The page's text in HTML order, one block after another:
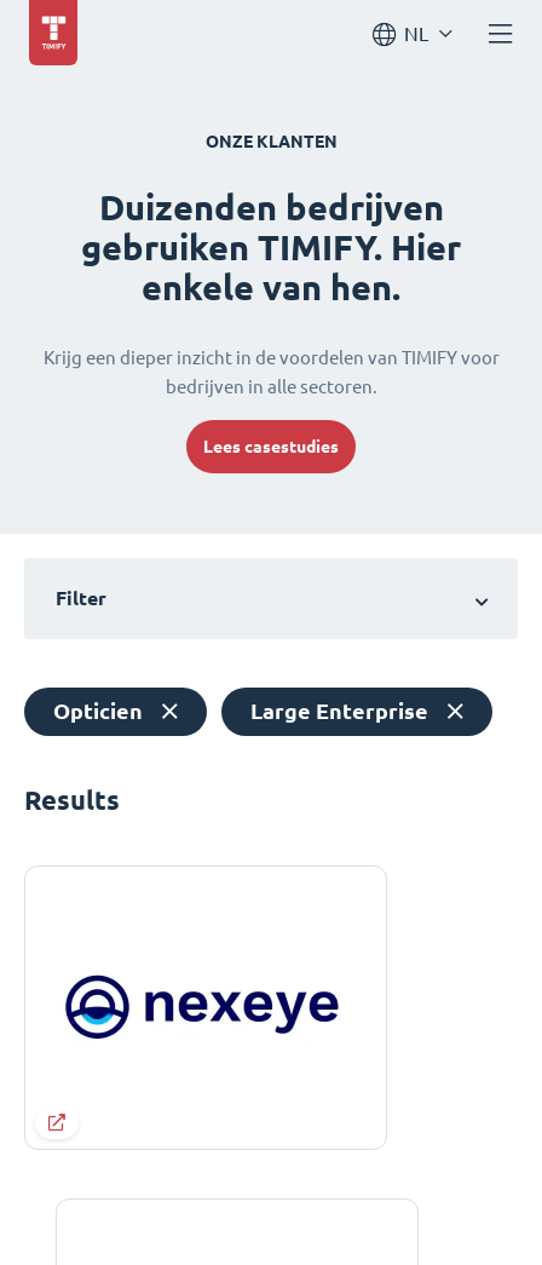
NL
ONZE KLANTEN
Duizenden bedrijven
gebruiken TIMIFY. Hier
enkele van hen.
Krijg een dieper inzicht in de voordelen van TIMIFY voor
bedrijven in alle sectoren.
Lees casestudies
Filter
Opticien Large Enterprise
Results